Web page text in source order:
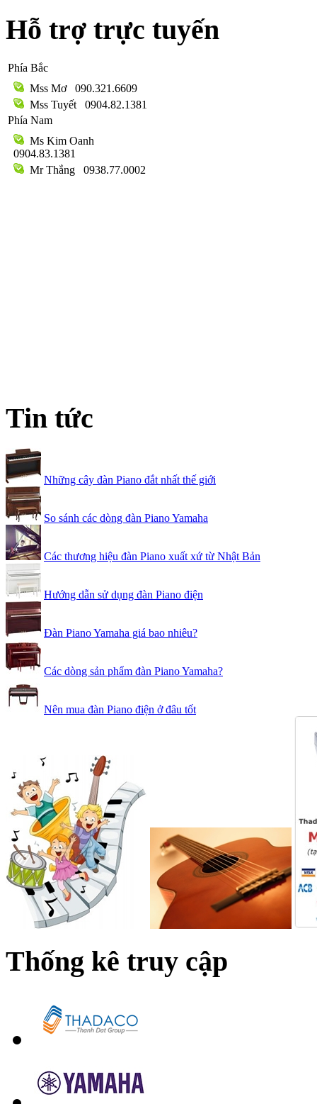
Hỗ trợ trực tuyến
Phía Bắc
Mss Mơ
090.321.6609
Mss Tuyết
0904.82.1381
Phía Nam
Ms Kim Oanh
0904.83.1381
Mr Thắng
0938.77.0002
Tin tức
Những cây đàn Piano đắt nhất thế giới
So sánh các dòng đàn Piano Yamaha
Các thương hiệu đàn Piano xuất xứ từ Nhật Bản
Hướng dẫn sử dụng đàn Piano điện
Đàn Piano Yamaha giá bao nhiêu?
Các dòng sản phẩm đàn Piano Yamaha?
Nên mua đàn Piano điện ở đâu tốt
Thống kê truy cập